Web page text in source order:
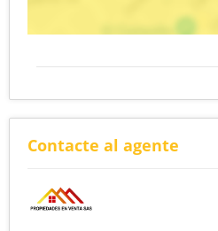
Contacte al agente